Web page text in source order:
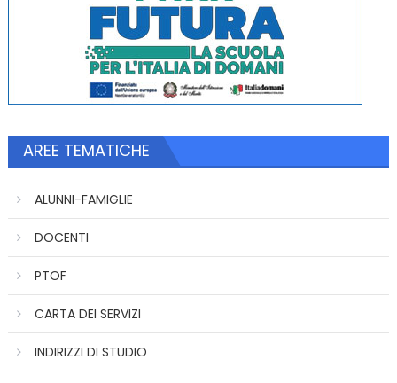
AREE TEMATICHE
ALUNNI-FAMIGLIE
DOCENTI
PTOF
CARTA DEI SERVIZI
INDIRIZZI DI STUDIO